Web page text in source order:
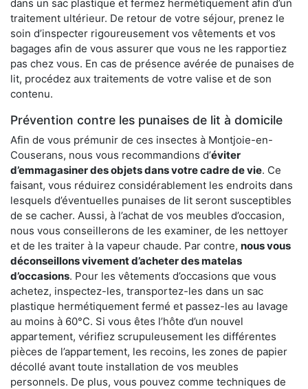
dans un sac plastique et fermez hermétiquement afin d’un
traitement ultérieur. De retour de votre séjour, prenez le
soin d’inspecter rigoureusement vos vêtements et vos
bagages afin de vous assurer que vous ne les rapportiez
pas chez vous. En cas de présence avérée de punaises de
lit, procédez aux traitements de votre valise et de son
contenu.
Prévention contre les punaises de lit à domicile
Afin de vous prémunir de ces insectes à Montjoie-en-
Couserans, nous vous recommandions d’éviter
d’emmagasiner des objets dans votre cadre de vie. Ce
faisant, vous réduirez considérablement les endroits dans
lesquels d’éventuelles punaises de lit seront susceptibles
de se cacher. Aussi, à l’achat de vos meubles d’occasion,
nous vous conseillerons de les examiner, de les nettoyer
et de les traiter à la vapeur chaude. Par contre, nous vous
déconseillons vivement d’acheter des matelas
d’occasions. Pour les vêtements d’occasions que vous
achetez, inspectez-les, transportez-les dans un sac
plastique hermétiquement fermé et passez-les au lavage
au moins à 60°C. Si vous êtes l’hôte d’un nouvel
appartement, vérifiez scrupuleusement les différentes
pièces de l’appartement, les recoins, les zones de papier
décollé avant toute installation de vos meubles
personnels. De plus, vous pouvez comme techniques de